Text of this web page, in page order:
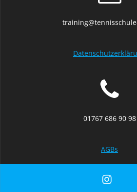
01767 686 90 98
AGBs